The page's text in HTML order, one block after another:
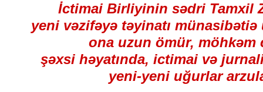
İctimai Birliyinin sədri Tamxil
yeni vəzifəyə təyinatı
ona uzun ömür, möhkəm
şəxsi həyatında, ictimai və
yeni-yeni uğurlar